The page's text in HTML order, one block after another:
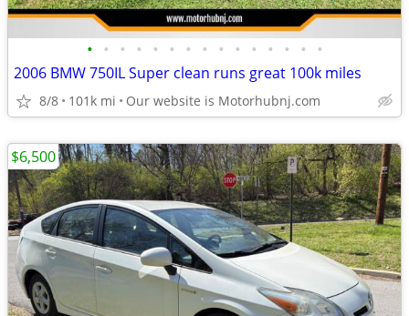
• • • • • • • • • • • • • • •
2006 BMW 750IL Super clean runs great 100k miles
8/8 101k mi Our website is Motorhubnj.com
$6,500